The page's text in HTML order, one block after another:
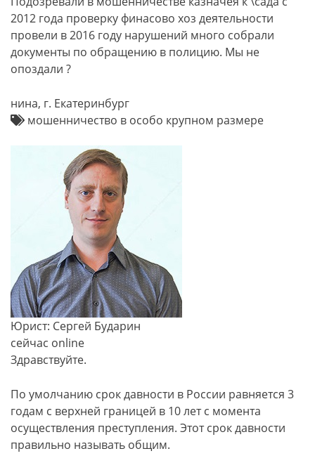
2012 года проверку финасово хоз деятельности
провели в 2016 году нарушений много собрали
документы по обращению в полицию. Мы не
опоздали ?
нина, г. Екатеринбург
мошенничество в особо крупном размере
Юрист: Сергей Бударин
сейчас online
Здравствуйте.
По умолчанию срок давности в России равняется 3
годам с верхней границей в 10 лет с момента
осуществления преступления. Этот срок давности
правильно называть общим.